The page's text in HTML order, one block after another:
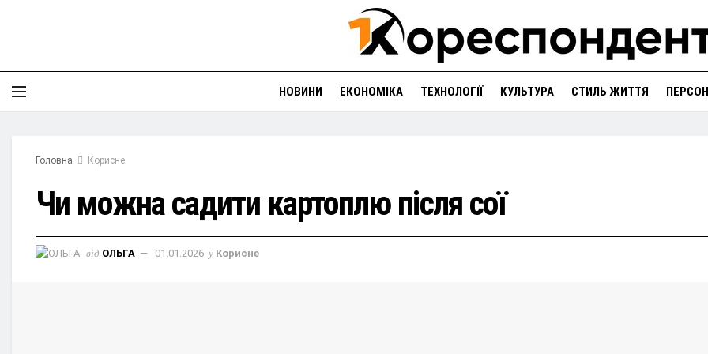
НОВИНИ ЕКОНОМІКА ТЕХНОЛОГІЇ КУЛЬТУРА СТИЛЬ ЖИТТЯ
Головна Корисне
Чи можна садити картоплю після сої
від ОЛЬГА 01.01.2026 у Корисне